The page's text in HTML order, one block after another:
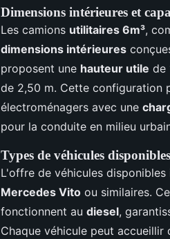
Dimensions intérieures et
Les camions utilitaires 6m³,
dimensions intérieures
proposent une hauteur utile de
de 2,50 m. Cette configuration
électroménagers avec une
pour la conduite en milieu
Types de véhicules disponibles
L'offre de véhicules
Mercedes Vito ou similaires.
fonctionnent au diesel,
Chaque véhicule peut